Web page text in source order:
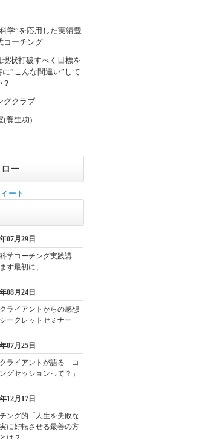
学”を応用した実績豊
コーチング
現状打破すべく目標を
に”こんな間違い”して
グクラブ
(養生功)
ー
ート
07月29日
学コーチング実践講
ず最初に、
08月24日
ライアントからの感想
ークレットセミナー
07月25日
ライアントが語る「コ
グセッションって？」
12月17日
ング的「人生を失敗な
に好転させる最善の方
は？